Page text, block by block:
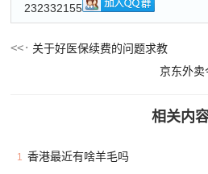
232332155
关于好医保续费的问题求教
京东外
相关内
1 香港最近有啥羊毛吗